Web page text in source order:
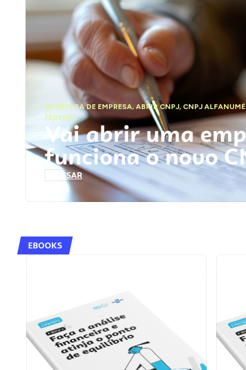
ABERTURA DE EMPRESA,ABRIR CNPJ, CNPJ
FEDERAL
Vai abrir uma
funciona o novo
ACESSAR
EBOOKS